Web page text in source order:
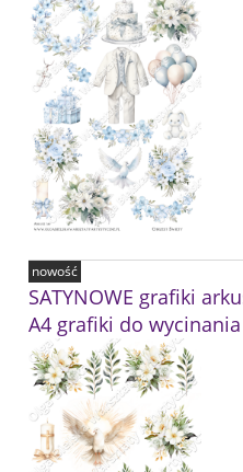
SATYNOWE grafiki
A4 grafiki do wycinania
nowość